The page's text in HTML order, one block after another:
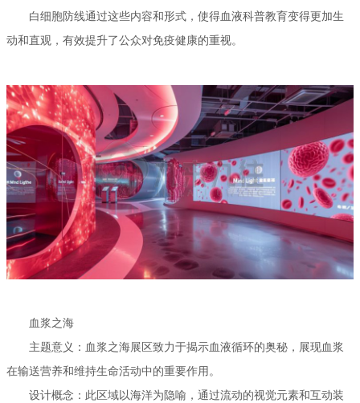
白细胞防线通过这些内容和形式，使得血液科普教育变得更加生
动和直观，有效提升了公众对免疫健康的重视。
血浆之海
主题意义：血浆之海展区致力于揭示血液循环的奥秘，展现血浆
在输送营养和维持生命活动中的重要作用。
设计概念：此区域以海洋为隐喻，通过流动的视觉元素和互动装